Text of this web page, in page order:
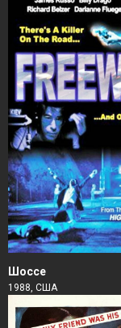
Шоссе
1988, США